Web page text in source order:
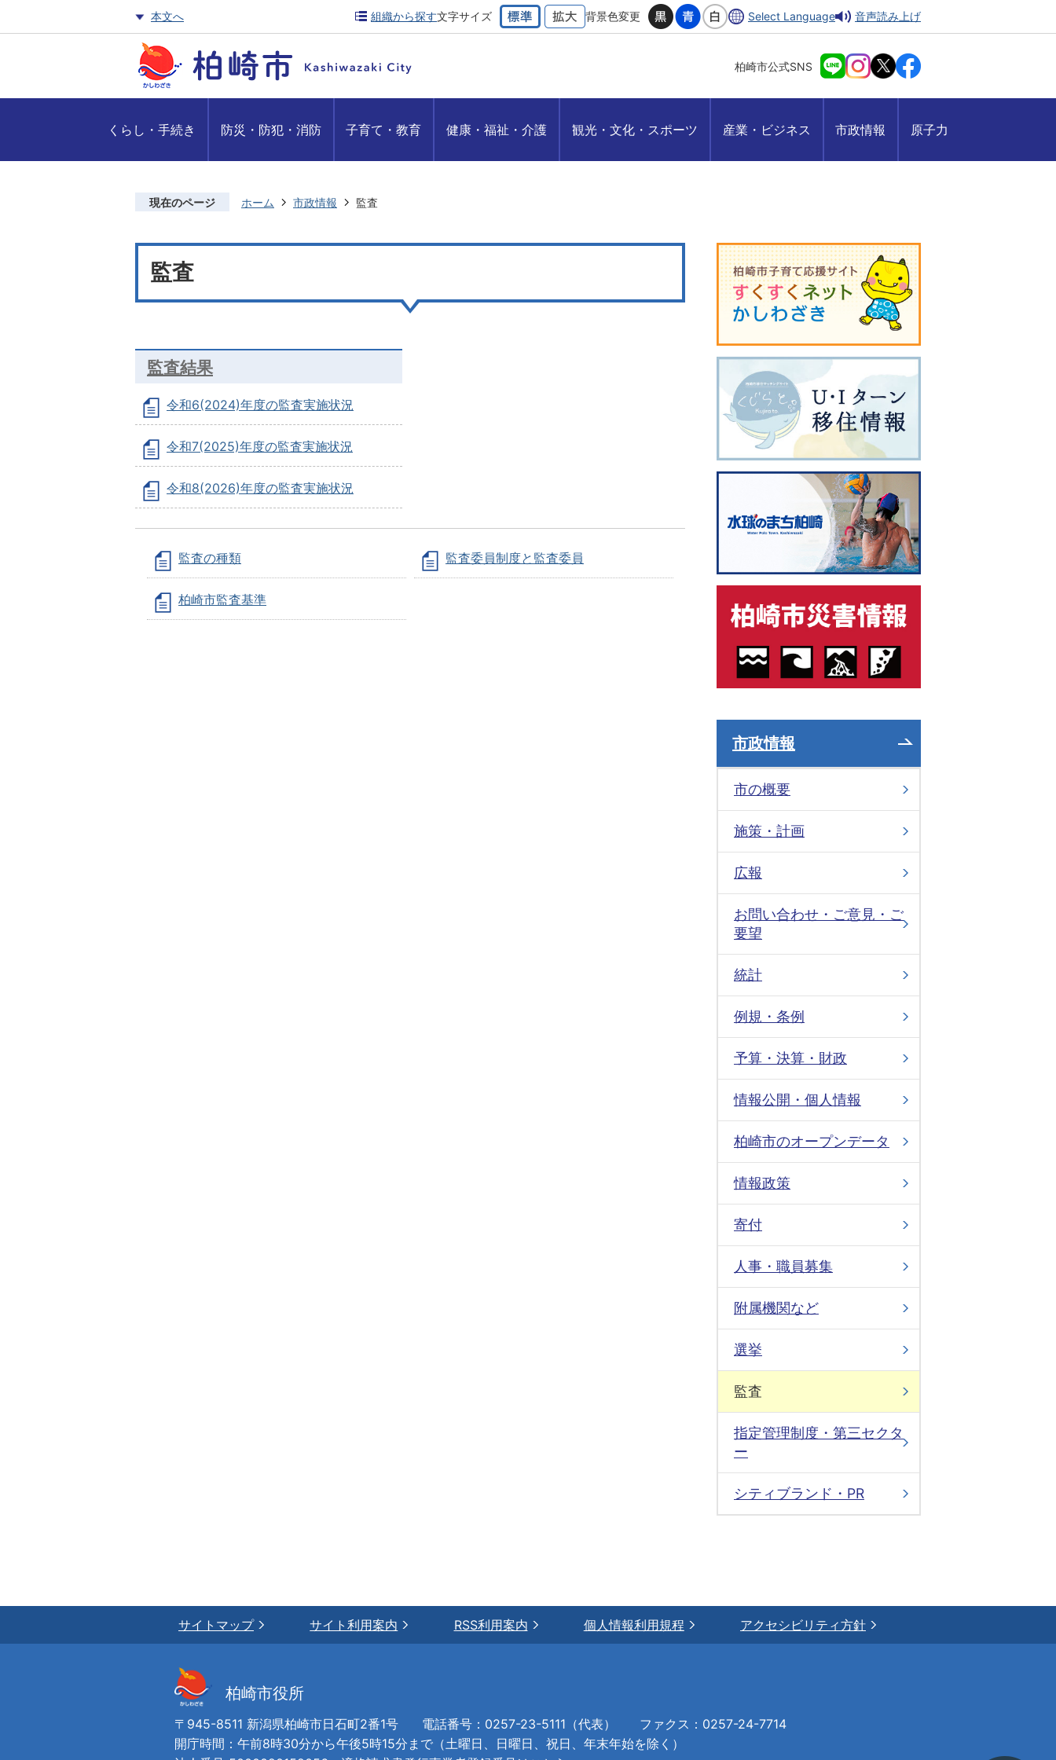
本文へ 組織から探す文字サイズ 背景色変更 Select Language 音声読み上げ
柏崎市公式SNS
くらし・手続き 防災・防犯・消防 子育て・教育 健康・福祉・介護 観光・文化・スポーツ 産業・ビジネス 市政情報 原子力
現在のページ ホーム 市政情報 監査
監査
監査結果
令和6(2024)年度の監査実施状況
令和7(2025)年度の監査実施状況
令和8(2026)年度の監査実施状況
監査の種類 監査委員制度と監査委員
柏崎市監査基準
市政情報
市の概要
施策・計画
広報
お問い合わせ・ご意見・ご
要望
統計
例規・条例
予算・決算・財政
情報公開・個人情報
柏崎市のオープンデータ
情報政策
寄付
人事・職員募集
附属機関など
選挙
監査
指定管理制度・第三セクタ
ー
シティブランド・PR
サイトマップ サイト利用案内 RSS利用案内 個人情報利用規程 アクセシビリティ方針
柏崎市役所
〒945-8511 新潟県柏崎市日石町2番1号 電話番号：0257-23-5111（代表）
ファクス：0257-24-7714
開庁時間：午前8時30分から午後5時15分まで（土曜日、日曜日、祝日、年末年始を除く）